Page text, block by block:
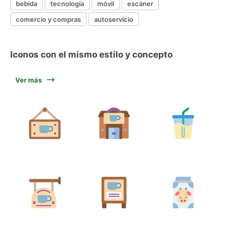
bebida tecnología móvil
escáner
comercio y compras
autoservicio
Iconos con el mismo estilo y concepto
Ver más